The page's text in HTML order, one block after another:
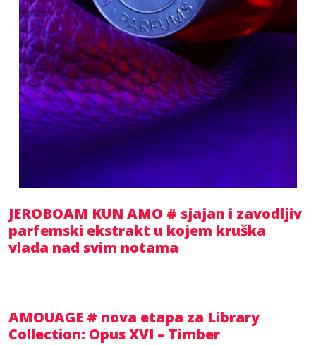
JEROBOAM KUN AMO # sjajan i zavodljiv
parfemski ekstrakt u kojem kruška
vlada nad svim notama
AMOUAGE # nova etapa za Library
Collection: Opus XVI – Timber